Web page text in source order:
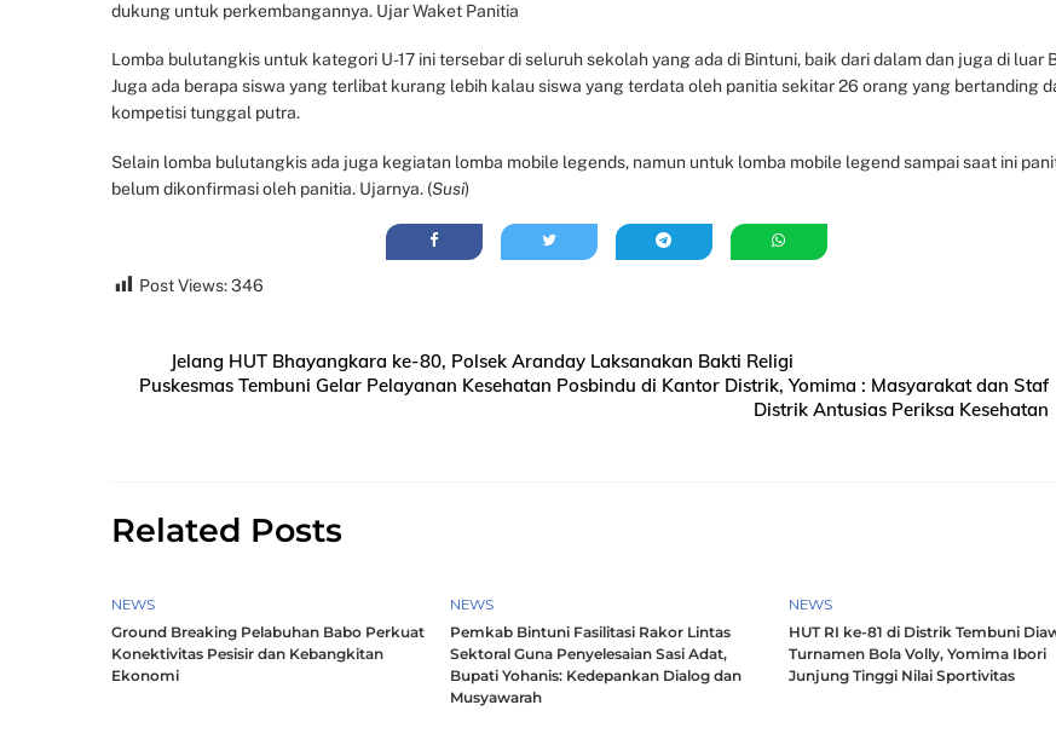
dukung untuk perkembangannya. Ujar Waket Panitia
Lomba bulutangkis untuk kategori U-17 ini tersebar di seluruh sekolah yang ada di Bintuni, baik dari dalam dan juga di luar
Juga ada berapa siswa yang terlibat kurang lebih kalau siswa yang terdata oleh panitia sekitar 26 orang yang bertanding
kompetisi tunggal putra.
Selain lomba bulutangkis ada juga kegiatan lomba mobile legends, namun untuk lomba mobile legend sampai saat ini
belum dikonfirmasi oleh panitia. Ujarnya. (Susi)
Post Views:346
Jelang HUT Bhayangkara ke-80, Polsek Aranday Laksanakan Bakti Religi
Puskesmas Tembuni Gelar Pelayanan Kesehatan Posbindu di Kantor Distrik, Yomima : Masyarakat dan Staf
Distrik Antusias Periksa Kesehatan
Related Posts
NEWS
Ground Breaking Pelabuhan Babo Perkuat
Konektivitas Pesisir dan Kebangkitan
Ekonomi
NEWS
Pemkab Bintuni Fasilitasi Rakor Lintas
Sektoral Guna Penyelesaian Sasi Adat,
Bupati Yohanis: Kedepankan Dialog dan
Musyawarah
NEWS
HUT RI ke-81 di Distrik Tembuni
Turnamen Bola Volly, Yomima Ibori
Junjung Tinggi Nilai Sportivitas